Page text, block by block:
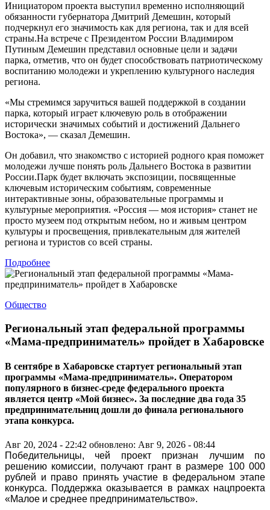
Инициатором проекта выступил временно исполняющий
обязанности губернатора Дмитрий Демешин, который
подчеркнул его значимость как для региона, так и для всей
страны.На встрече с Президентом России Владимиром
Путиным Демешин представил основные цели и задачи
парка, отметив, что он будет способствовать патриотическому
воспитанию молодежи и укреплению культурного наследия
региона.
«Мы стремимся заручиться вашей поддержкой в создании
парка, который играет ключевую роль в отображении
исторически значимых событий и достижений Дальнего
Востока», — сказал Демешин.
Он добавил, что знакомство с историей родного края поможет
молодежи лучше понять роль Дальнего Востока в развитии
России.Парк будет включать экспозиции, посвященные
ключевым историческим событиям, современные
интерактивные зоны, образовательные программы и
культурные мероприятия. «Россия — моя история» станет не
просто музеем под открытым небом, но и живым центром
культуры и просвещения, привлекательным для жителей
региона и туристов со всей страны.
Подробнее
Общество
Региональный этап федеральной программы
«Мама-предприниматель» пройдет в Хабаровске
В сентябре в Хабаровске стартует региональный этап
программы «Мама-предприниматель». Оператором
популярного в бизнес-среде федерального проекта
является центр «Мой бизнес». За последние два года 35
предпринимательниц дошли до финала регионального
этапа конкурса.
Авг 20, 2024 - 22:42 обновлено: Авг 9, 2026 - 08:44
Победительницы, чей проект признан лучшим по
решению комиссии, получают грант в размере 100 000
рублей и право принять участие в федеральном этапе
конкурса. Поддержка оказывается в рамках нацпроекта
«Малое и среднее предпринимательство».